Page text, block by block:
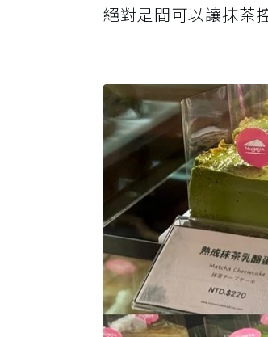
絕對是間可以讓抹茶